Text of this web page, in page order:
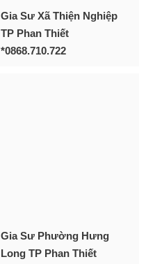
Gia Sư Xã Thiện Nghiệp
TP Phan Thiết
*0868.710.722
Gia Sư Phường Hưng
Long TP Phan Thiết